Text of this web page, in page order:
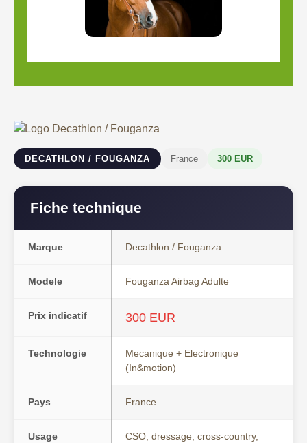
DECATHLON / FOUGANZA France 300 EUR
Fiche technique
Marque Decathlon / Fouganza
Modele Fouganza Airbag Adulte
Prix indicatif 300 EUR
Technologie
Mecanique + Electronique
(In&motion)
Pays France
Usage
CSO, dressage, cross-country,